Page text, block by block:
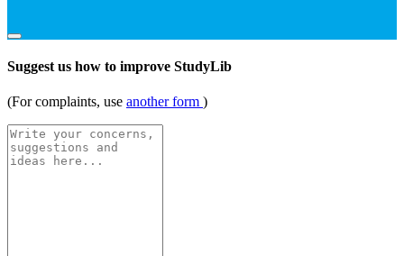
Suggest us how to improve StudyLib
(For complaints, use another form )